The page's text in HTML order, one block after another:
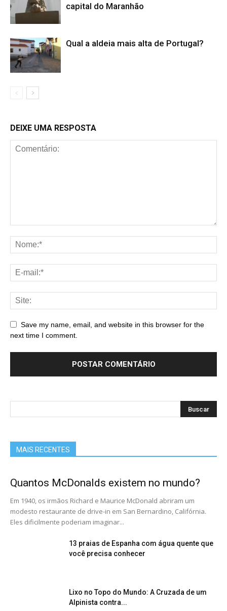
capital do Maranhão
Qual a aldeia mais alta de Portugal?
DEIXE UMA RESPOSTA
Save my name, email, and website in this browser for the
next time I comment.
MAIS RECENTES
Quantos McDonalds existem no mundo?
Em 1940, os irmãos Richard e Maurice McDonald abriram um
modesto restaurante de drive-in em San Bernardino, Califórnia.
Eles dificilmente poderiam imaginar...
13 praias de Espanha com água quente que
você precisa conhecer
Lixo no Topo do Mundo: A Cruzada de um
Alpinista contra...